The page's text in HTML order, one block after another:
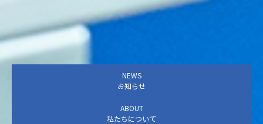
NEWS
お知らせ
ABOUT
私たちについて